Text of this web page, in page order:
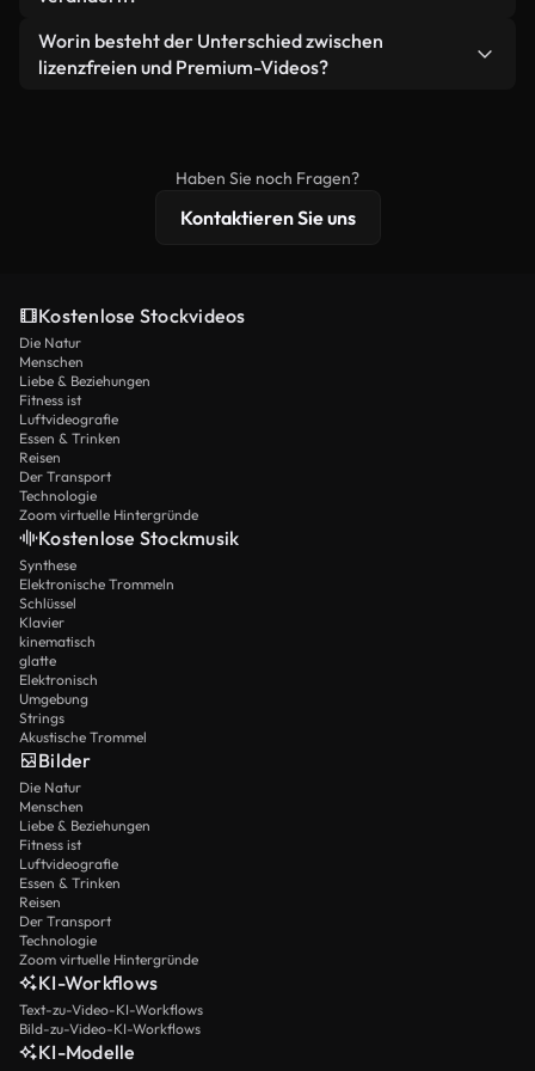
weiterverbreiten.
Videomaterial.
Ja. Sie dürfen unsere Videos gerne kürzen,
bearbeiten oder neu zusammenstellen. Achten Sie
Worin besteht der Unterschied zwischen
lizenzfreien und Premium-Videos?
erweiterten Lizenzschutz bieten.
Haben Sie noch Fragen?
Kontaktieren Sie uns
Kostenlose Stockvideos
Die Natur
Menschen
Liebe & Beziehungen
Fitness ist
Luftvideografie
Essen & Trinken
Reisen
Der Transport
Technologie
Zoom virtuelle Hintergründe
Kostenlose Stockmusik
Synthese
Elektronische Trommeln
Schlüssel
Klavier
kinematisch
glatte
Elektronisch
Umgebung
Strings
Akustische Trommel
Bilder
Die Natur
Menschen
Liebe & Beziehungen
Fitness ist
Luftvideografie
Essen & Trinken
Reisen
Der Transport
Technologie
Zoom virtuelle Hintergründe
KI-Workflows
Text-zu-Video-KI-Workflows
Bild-zu-Video-KI-Workflows
KI-Modelle